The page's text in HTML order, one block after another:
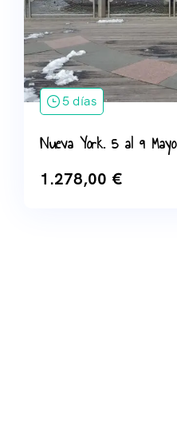
5 días
Nueva York. 5 al 9 Mayo
1.278,00 €